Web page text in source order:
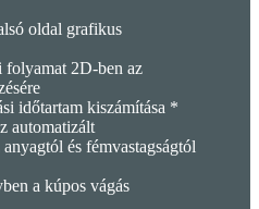
oldal grafikus
2D-ben az
időtartam kiszámítása *
automatizált
és fémvastagságtól
a kúpos vágás